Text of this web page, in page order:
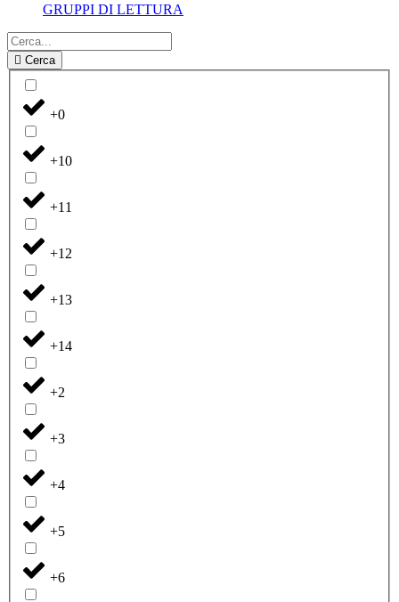
GRUPPI DI LETTURA
Cerca
+0
+10
+11
+12
+13
+14
+2
+3
+4
+5
+6